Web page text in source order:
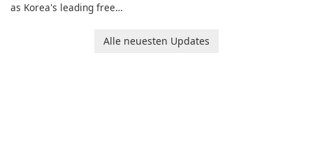
as Korea's leading free
baby tracking, offering
users with robust
customization options for
Alle neuesten Updates